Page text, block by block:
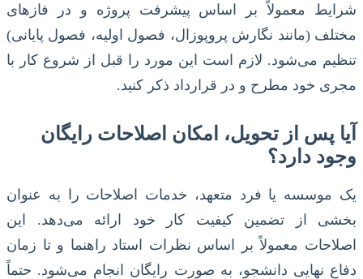
شرایط معمولاً بر اساس پیشرفت پروژه و در فازهای
مختلف (مانند نگارش پروپوزال، فصول اولیه، فصول پایانی)
تنظیم می‌شود. لازم است این مورد را قبل از شروع کار با
مجری خود مطرح و در قرارداد ذکر کنید.
آیا پس از تحویل، امکان اصلاحات رایگان
وجود دارد؟
یک موسسه یا فرد متعهد، خدمات اصلاحات را به عنوان
بخشی از تضمین کیفیت کار خود ارائه می‌دهد. این
اصلاحات معمولاً بر اساس نظرات استاد راهنما و تا زمان
دفاع نهایی دانشجو، به صورت رایگان انجام می‌شود. حتماً